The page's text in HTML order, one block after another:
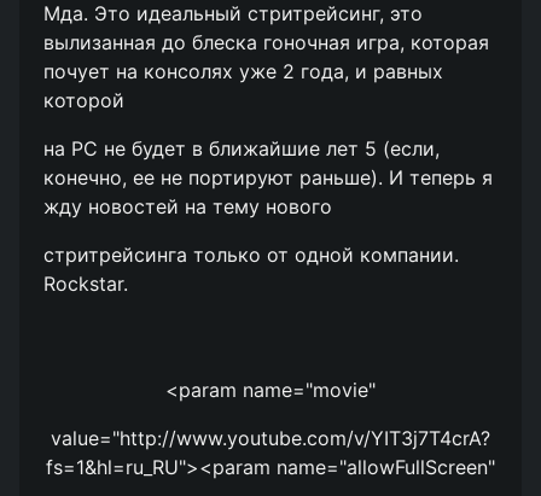
Мда. Это идеальный стритрейсинг, это
вылизанная до блеска гоночная игра, которая
почует на консолях уже 2 года, и равных
которой
на РС не будет в ближайшие лет 5 (если,
конечно, ее не портируют раньше). И теперь я
жду новостей на тему нового
стритрейсинга только от одной компании.
Rockstar.
<param name="movie"
value="http://www.youtube.com/v/YIT3j7T4crA?
fs=1&hl=ru_RU"><param name="allowFullScreen"